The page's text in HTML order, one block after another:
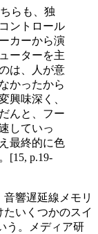
らも、独
ントロール
カーから演
ーターを主
は、人が意
かったから
興味深く、
んと、フー
していっ
最終的に色
[15, p.19-
響遅延線メモリ
いくつかのスイ
う。メディア研